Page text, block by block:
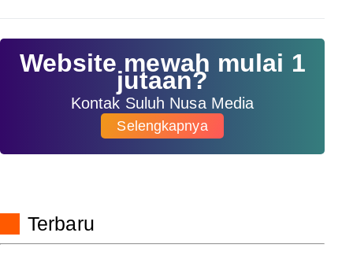
Website mewah mulai 1
jutaan?
Kontak Suluh Nusa Media
Selengkapnya
Terbaru